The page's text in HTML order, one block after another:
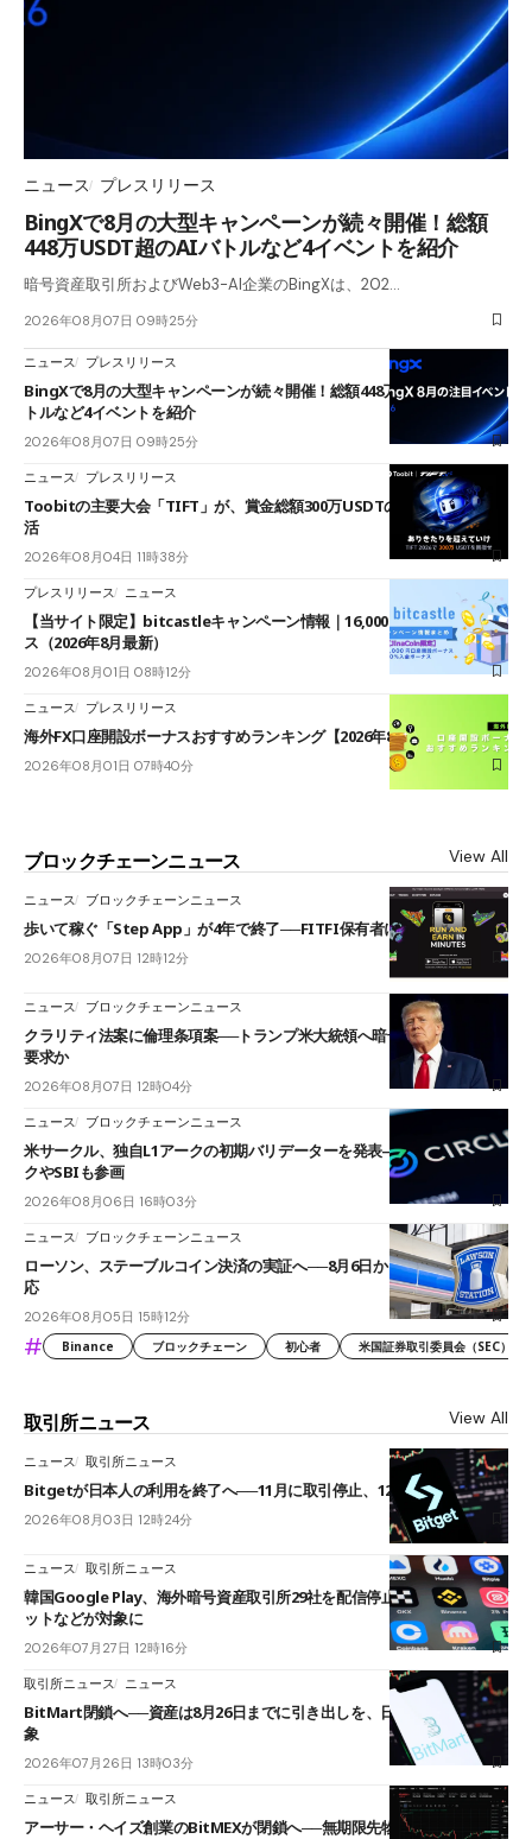
ニュース プレスリリース
BingXで8月の大型キャンペーンが続々開催！総額
448万USDT超のAIバトルなど4イベントを紹介
暗号資産取引所およびWeb3-AI企業のBingXは、202…
2026年08月07日 09時25分
ニュース プレスリリース
BingXで8月の大型キャンペーンが続々開催！総額448万USDT超のAIバ
トルなど4イベントを紹介
2026年08月07日 09時25分
ニュース プレスリリース
Toobitの主要大会「TIFT」が、賞金総額300万USDTのレースとして復
活
2026年08月04日 11時38分
プレスリリース ニュース
【当サイト限定】bitcastleキャンペーン情報｜16,000円口座開設ボーナ
ス（2026年8月最新）
2026年08月01日 08時12分
ニュース プレスリリース
海外FX口座開設ボーナスおすすめランキング【2026年8月最新】
2026年08月01日 07時40分
ブロックチェーンニュース View All
ニュース ブロックチェーンニュース
歩いて稼ぐ「Step App」が4年で終了──FITFI保有者に対応呼びかけ
2026年08月07日 12時12分
ニュース ブロックチェーンニュース
クラリティ法案に倫理条項案──トランプ米大統領へ暗号資産事業の売却
要求か
2026年08月07日 12時04分
ニュース ブロックチェーンニュース
米サークル、独自L1アークの初期バリデーターを発表――ブラックロッ
クやSBIも参画
2026年08月06日 16時03分
ニュース ブロックチェーンニュース
ローソン、ステーブルコイン決済の実証へ──8月6日からJPYCやUSDC対
応
2026年08月05日 15時12分
# Binance ブロックチェーン 初心者 米国証券取引委員会（SEC）
取引所ニュース View All
ニュース 取引所ニュース
Bitgetが日本人の利用を終了へ──11月に取引停止、12月末に強制決済
2026年08月03日 12時24分
ニュース 取引所ニュース
韓国Google Play、海外暗号資産取引所29社を配信停止──OKXやバイビ
ットなどが対象に
2026年07月27日 12時16分
取引所ニュース ニュース
BitMart閉鎖へ──資産は8月26日までに引き出しを、日本人利用者も対
象
2026年07月26日 13時03分
ニュース 取引所ニュース
アーサー・ヘイズ創業のBitMEXが閉鎖へ──無期限先物を生んだ11年に